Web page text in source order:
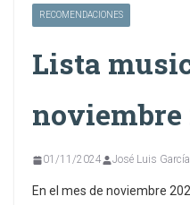
RECOMENDACIONES
Lista
noviembre
01/11/2024 José Luis
En el mes de noviembre